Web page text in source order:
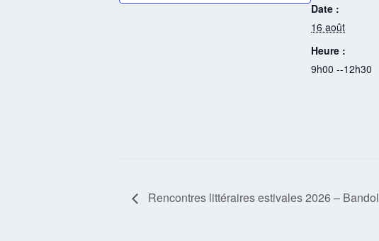
Date :
16 août
Heure :
9h00 --12h30
Rencontres littéraires estivales 2026 – Bandol